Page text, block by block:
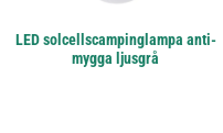
LED solcellscampinglampa anti-
mygga ljusgrå